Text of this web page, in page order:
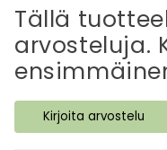
t
ä
v
ä
s
i
Tällä
arvosteluja.
Kirjoita arvostelu